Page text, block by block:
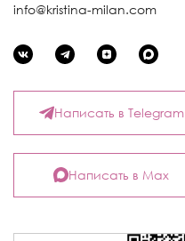
info@kristina-milan.com
Написать в Telegram
Написать в Max